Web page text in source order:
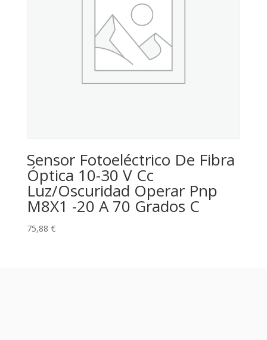
Sensor Fotoeléctrico De Fibra
Óptica 10-30 V Cc
Luz/Oscuridad Operar Pnp
M8X1 -20 A 70 Grados C
75,88 €